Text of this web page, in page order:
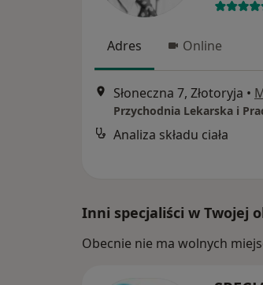
Adres Online
Słoneczna 7, Złotoryja •
Analiza składu ciała
Inni specjaliści w Twojej
Obecnie nie ma wolnych